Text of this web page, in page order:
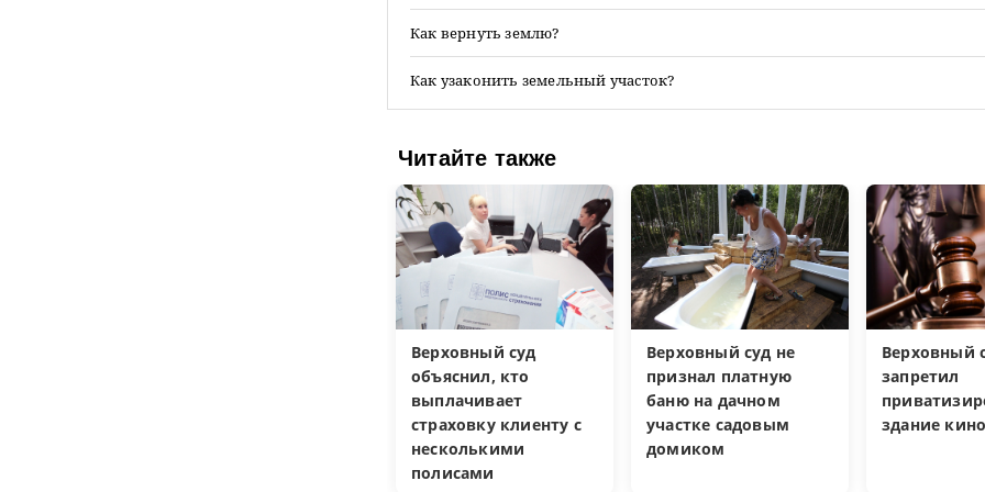
Как вернуть землю?
Как узаконить земельный участок?
Читайте также
Верховный суд
объяснил, кто
выплачивает
страховку клиенту с
несколькими
полисами
Верховный суд не
признал платную
баню на дачном
участке садовым
домиком
Верховный
запретил
здание